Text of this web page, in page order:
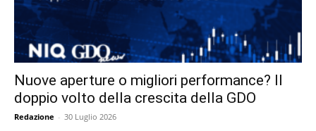
Nuove aperture o migliori performance? Il
doppio volto della crescita della GDO
Redazione - 30 Luglio 2026